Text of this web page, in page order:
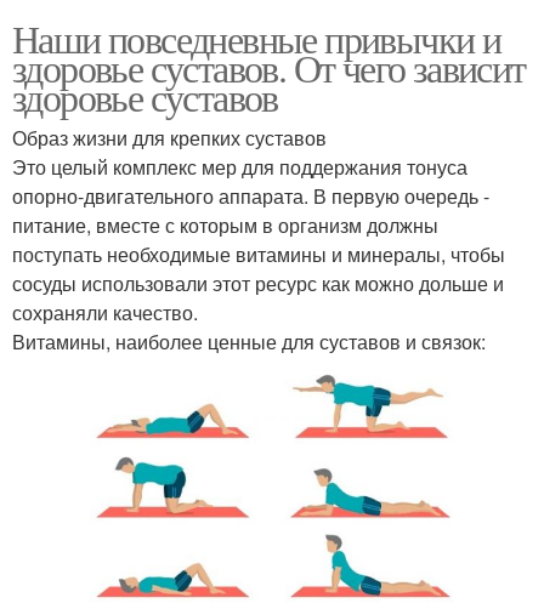
Наши повседневные привычки и
здоровье суставов. От чего зависит
здоровье суставов
Образ жизни для крепких суставов
Это целый комплекс мер для поддержания тонуса
опорно-двигательного аппарата. В первую очередь -
питание, вместе с которым в организм должны
поступать необходимые витамины и минералы, чтобы
сосуды использовали этот ресурс как можно дольше и
сохраняли качество.
Витамины, наиболее ценные для суставов и связок: